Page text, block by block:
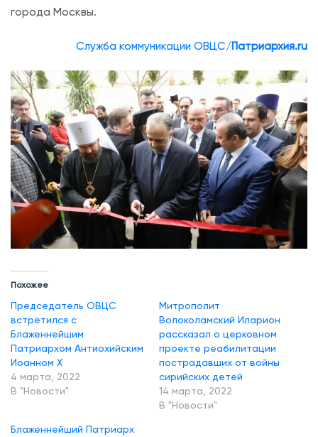
города Москвы.
Служба коммуникации ОВЦС/Патриархия.ru
Похожее
Председатель ОВЦС
встретился с
Блаженнейшим
Патриархом Антиохийским
Иоанном Х
4 марта, 2022
В "Новости"
Митрополит
Волоколамский Иларион
рассказал о церковном
проекте реабилитации
пострадавших от войны
сирийских детей
14 марта, 2022
В "Новости"
Блаженнейший Патриарх